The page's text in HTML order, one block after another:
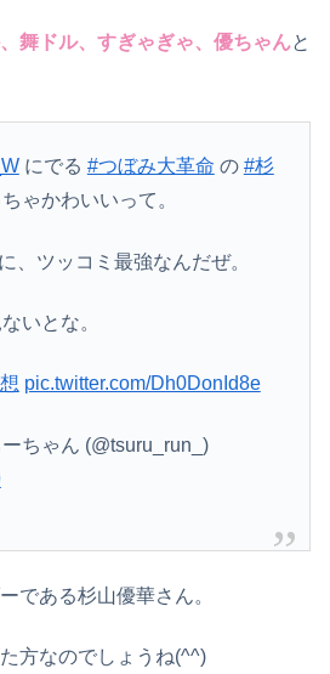
舞ドル、すぎゃぎゃ、優ちゃんと
にでる #つぼみ大革命 の #杉
ゃかわいいって。
、ツッコミ最強なんだぜ。
いとな。
pic.twitter.com/Dh0DonId8e
ちゃん (@tsuru_run_)
である杉山優華さん。
方なのでしょうね(^^)